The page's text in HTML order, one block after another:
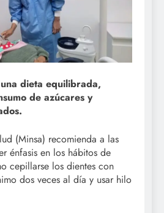
dieta equilibrada,
de azúcares y
(Minsa) recomienda a las
énfasis en los hábitos de
cepillarse los dientes con
dos veces al día y usar hilo